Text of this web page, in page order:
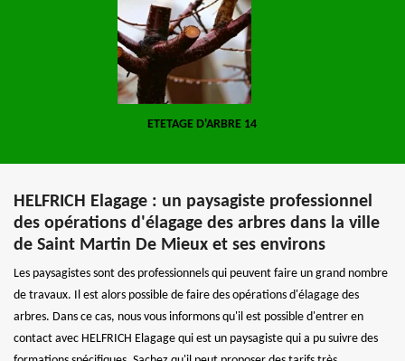
ETETAGE D'ARBRE 14
HELFRICH Elagage : un paysagiste professionnel
des opérations d'élagage des arbres dans la ville
de Saint Martin De Mieux et ses environs
Les paysagistes sont des professionnels qui peuvent faire un grand nombre
de travaux. Il est alors possible de faire des opérations d'élagage des
arbres. Dans ce cas, nous vous informons qu'il est possible d'entrer en
contact avec HELFRICH Elagage qui est un paysagiste qui a pu suivre des